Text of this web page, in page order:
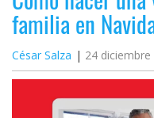
Apps
Redes
sociales
familia en
César Salza 24 diciembre